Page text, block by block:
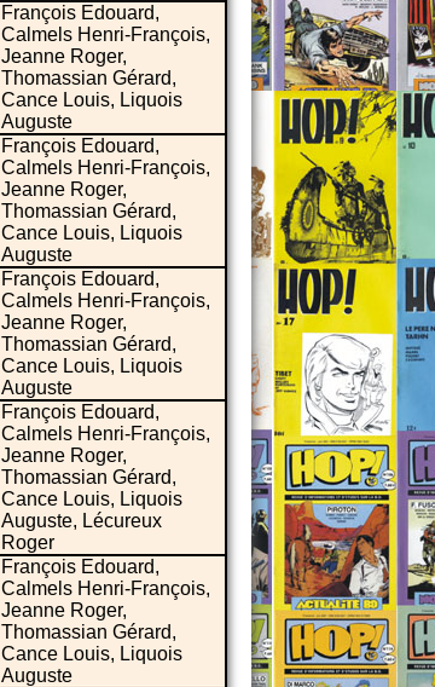
François Edouard,
Calmels Henri-François,
Jeanne Roger,
Thomassian Gérard,
Cance Louis, Liquois
Auguste
François Edouard,
Calmels Henri-François,
Jeanne Roger,
Thomassian Gérard,
Cance Louis, Liquois
Auguste
François Edouard,
Calmels Henri-François,
Jeanne Roger,
Thomassian Gérard,
Cance Louis, Liquois
Auguste
François Edouard,
Calmels Henri-François,
Jeanne Roger,
Thomassian Gérard,
Cance Louis, Liquois
Auguste, Lécureux
Roger
François Edouard,
Calmels Henri-François,
Jeanne Roger,
Thomassian Gérard,
Cance Louis, Liquois
Auguste